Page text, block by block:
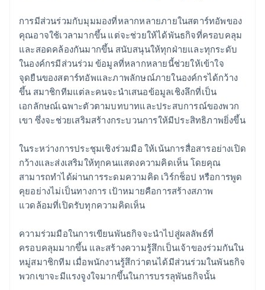
การมีส่วนร่วมกับมุมมองที่หลากหลายภายในสตาร์ทอัพของ
คุณอาจใช้เวลามากขึ้น แต่จะช่วยให้ได้พันธกิจที่ครอบคลุม
และสอดคล้องกันมากขึ้น สนับสนุนให้ทุกฝ่ายและทุกระดับ
ในองค์กรมีส่วนร่วม ข้อมูลที่หลากหลายนี้ช่วยให้เข้าใจ
จุดยืนของสตาร์ทอัพและภาพลักษณ์ภายในองค์กรได้กว้าง
ขึ้น สมาชิกทีมแต่ละคนจะนำเสนอข้อมูลเชิงลึกที่เป็น
เอกลักษณ์เฉพาะตัวตามบทบาทและประสบการณ์ของพวก
เขา ซึ่งจะช่วยเสริมสร้างกระบวนการให้มีประสิทธิภาพยิ่งขึ้น
ในระหว่างการประชุมเชิงร่วมมือ ให้เน้นการสื่อสารอย่างเปิด
กว้างและส่งเสริมให้ทุกคนแสดงความคิดเห็น โดยคุณ
สามารถทำได้ผ่านการระดมความคิด เวิร์กช็อป หรือการพูด
คุยอย่างไม่เป็นทางการ เป้าหมายคือการสร้างสภาพ
แวดล้อมที่เปิดรับทุกความคิดเห็น
ความร่วมมือในการเขียนพันธกิจจะนำไปสู่ผลลัพธ์ที่
ครอบคลุมมากขึ้น และสร้างความรู้สึกเป็นเจ้าของร่วมกันใน
หมู่สมาชิกทีม เมื่อพนักงานรู้สึกว่าตนได้มีส่วนร่วมในพันธกิจ
พวกเขาจะมีแรงจูงใจมากขึ้นในการบรรลุพันธกิจนั้น